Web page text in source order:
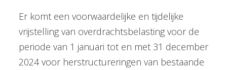
Er komt een voorwaardelijke en tijdelijke
vrijstelling van overdrachtsbelasting voor de
periode van 1 januari tot en met 31 december
2024 voor herstructureringen van bestaande